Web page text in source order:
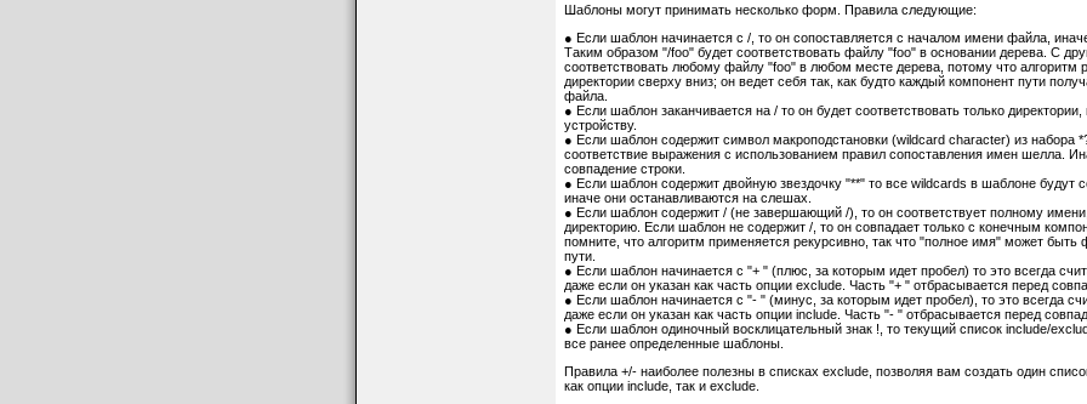
Шаблоны могут принимать несколько форм. Правила следующие:
● Если шаблон начинается с /, то он сопоставляется с началом имени файла,
Таким образом "/foo" будет соответствовать файлу "foo" в основании дерева. С
соответствовать любому файлу "foo" в любом месте дерева, потому что алгоритм
директории сверху вниз; он ведет себя так, как будто каждый компонент пути
файла.
● Если шаблон заканчивается на / то он будет соответствовать только
устройству.
● Если шаблон содержит символ макроподстановки (wildcard character) из набора
соответствие выражения с использованием правил сопоставления имен шелла.
совпадение строки.
● Если шаблон содержит двойную звездочку "**" то все wildcards в шаблоне будут
иначе они останавливаются на слешах.
● Если шаблон содержит / (не завершающий /), то он соответствует полному
директорию. Если шаблон не содержит /, то он совпадает только с конечным
помните, что алгоритм применяется рекурсивно, так что "полное имя" может быть
пути.
● Если шаблон начинается с "+ " (плюс, за которым идет пробел) то это всегда
даже если он указан как часть опции exclude. Часть "+ " отбрасывается перед
● Если шаблон начинается с "- " (минус, за которым идет пробел), то это всегда
даже если он указан как часть опции include. Часть "- " отбрасывается перед
● Если шаблон одиночный восклицательный знак !, то текущий список include/
все ранее определенные шаблоны.
Правила +/- наиболее полезны в списках exclude, позволяя вам создать один
как опции include, так и exclude.